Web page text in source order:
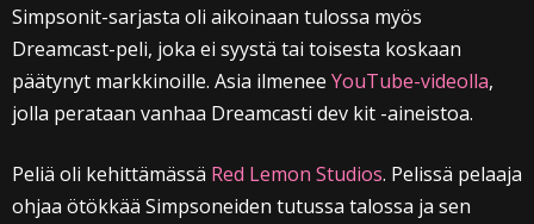
Simpsonit-sarjasta oli aikoinaan tulossa myös
Dreamcast-peli, joka ei syystä tai toisesta koskaan
päätynyt markkinoille. Asia ilmenee YouTube-videolla,
jolla perataan vanhaa Dreamcasti dev kit -aineistoa.
Peliä oli kehittämässä Red Lemon Studios. Pelissä pelaaja
ohjaa ötökkää Simpsoneiden tutussa talossa ja sen